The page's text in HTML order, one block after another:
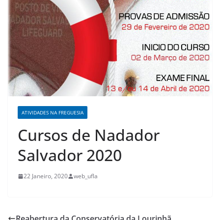
ATIVIDADES NA FREGUESIA
Cursos de Nadador
Salvador 2020
22 Janeiro, 2020 web_ufla